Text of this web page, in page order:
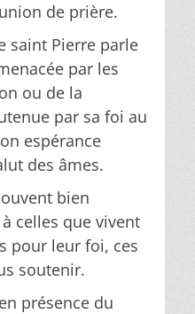
de prière.
saint Pierre parle
par les
ou de la
par sa foi au
espérance
des âmes.
bien
celles que vivent
pour leur foi, ces
soutenir.
présence du